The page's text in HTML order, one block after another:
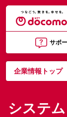
サポ
企業情報トップ
システ